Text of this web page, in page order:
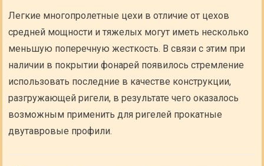
Легкие многопролетные цехи в отличие от цехов
средней мощности и тяжелых могут иметь несколько
меньшую поперечную жесткость. В связи с этим при
наличии в покрытии фонарей появилось стремление
использовать последние в качестве конструкции,
разгружающей ригели, в результате чего оказалось
возможным применить для ригелей прокатные
двутавровые профили.